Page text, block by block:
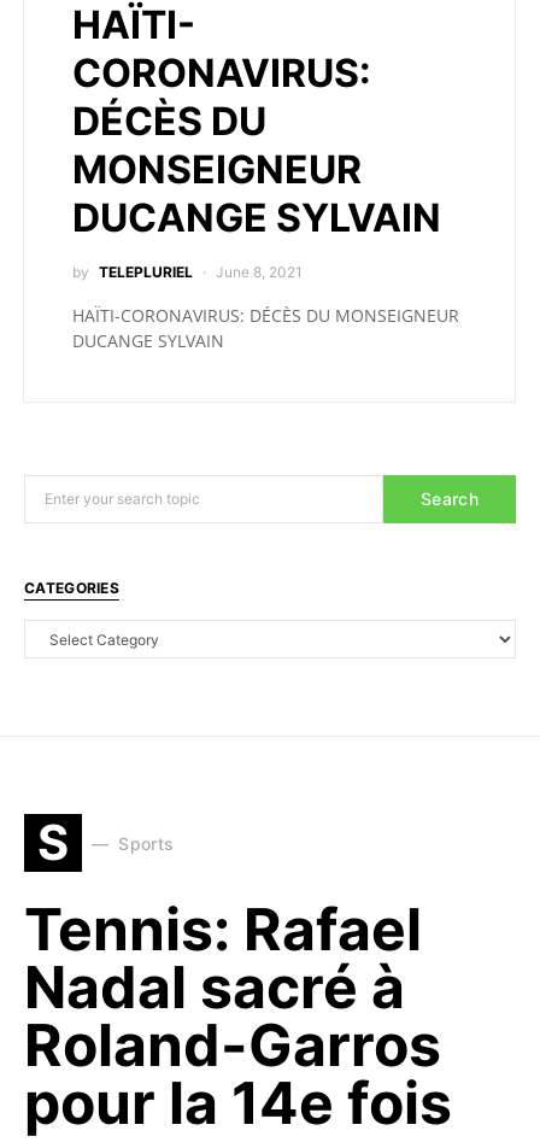
HAÏTI-
CORONAVIRUS:
DÉCÈS DU
MONSEIGNEUR
DUCANGE SYLVAIN
by TELEPLURIEL June 8, 2021
HAÏTI-CORONAVIRUS: DÉCÈS DU MONSEIGNEUR
DUCANGE SYLVAIN
Search
CATEGORIES
S Sports
Tennis: Rafael
Nadal sacré à
Roland-Garros
pour la 14e fois